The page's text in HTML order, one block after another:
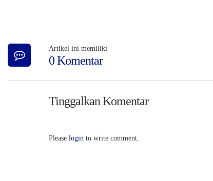
Artikel ini memiliki
0 Komentar
Tinggalkan Komentar
Please login to write comment.